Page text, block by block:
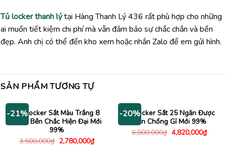
Tủ locker thanh lýtại Hàng Thanh Lý 436 rất phù hợp cho những
ai muốn tiết kiệm chi phí mà vẫn đảm bảo sự chắc chắn và bền
đẹp. Anh chị có thể đến kho xem hoặc nhắn Zalo để em gửi hình.
SẢN PHẨM TƯƠNG TỰ
-21%
Tủ Locker Sắt Màu Trắng 8
Cánh Bền Chắc Hiện Đại Mới
99%
3,500,000₫ Giá
gốc
2,780,000₫Giá
hiện
-20%
Tủ Locker Sắt 25 Ngăn Được
Sơn Chống Gỉ Mới 99%
6,000,000₫ Giá
gốc
4,820,000₫Giá
hiện